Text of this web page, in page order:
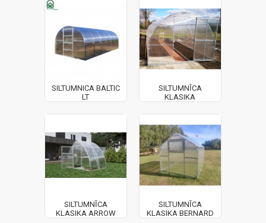
SILTUMNICA BALTIC
LT
SILTUMNĪCA
KLASIKA
SILTUMNĪCA
KLASIKA ARROW
SILTUMNĪCA
KLASIKA BERNARD